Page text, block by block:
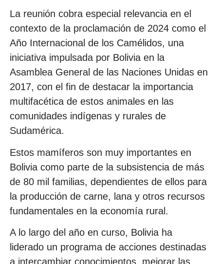
La reunión cobra especial relevancia en el
contexto de la proclamación de 2024 como el
Año Internacional de los Camélidos, una
iniciativa impulsada por Bolivia en la
Asamblea General de las Naciones Unidas en
2017, con el fin de destacar la importancia
multifacética de estos animales en las
comunidades indígenas y rurales de
Sudamérica.
Estos mamíferos son muy importantes en
Bolivia como parte de la subsistencia de más
de 80 mil familias, dependientes de ellos para
la producción de carne, lana y otros recursos
fundamentales en la economía rural.
A lo largo del año en curso, Bolivia ha
liderado un programa de acciones destinadas
a intercambiar conocimientos, mejorar las